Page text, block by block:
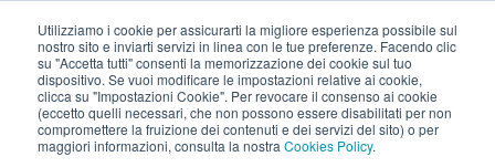
Utilizziamo i cookie per assicurarti la migliore esperienza possibile sul
nostro sito e inviarti servizi in linea con le tue preferenze. Facendo clic
su "Accetta tutti" consenti la memorizzazione dei cookie sul tuo
dispositivo. Se vuoi modificare le impostazioni relative ai cookie,
clicca su "Impostazioni Cookie". Per revocare il consenso ai cookie
(eccetto quelli necessari, che non possono essere disabilitati per non
compromettere la fruizione dei contenuti e dei servizi del sito) o per
maggiori informazioni, consulta la nostra Cookies Policy.
EN IT